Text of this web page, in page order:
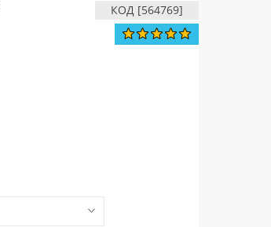
КОД [564769]